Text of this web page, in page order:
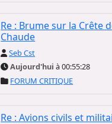
Re : Brume sur la Crête
Chaude
Seb Cst
Aujourd'hui à 00:55:28
FORUM CRITIQUE
Re : Avions civils et